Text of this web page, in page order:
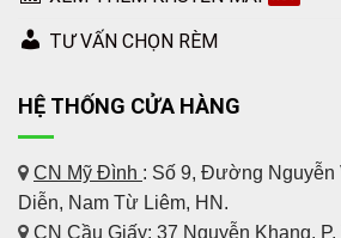
TƯ VẤN CHỌN RÈM
HỆ THỐNG CỬA HÀNG
CN Mỹ Đình : Số 9, Đường Nguyễn
Diễn, Nam Từ Liêm, HN.
CN Cầu Giấy: 37 Nguyễn Khang,